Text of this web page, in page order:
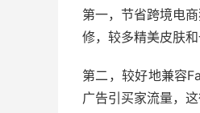
第一，节省跨境电
修，较多精美皮肤
第二，较好地兼容
广告引买家流量，